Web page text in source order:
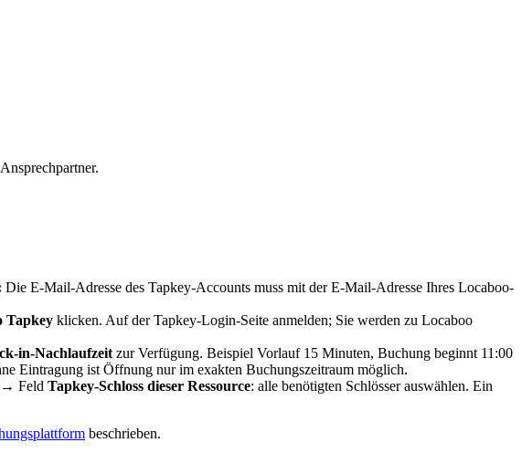
Die E-Mail-Adresse des Tapkey-Accounts muss mit der E-Mail-Adresse Ihres Locaboo-
Tapkey klicken. Auf der Tapkey-Login-Seite anmelden; Sie werden zu Locaboo
in-Nachlaufzeit zur Verfügung. Beispiel Vorlauf 15 Minuten, Buchung beginnt 11:00
Eintragung ist Öffnung nur im exakten Buchungszeitraum möglich.
→ Feld Tapkey-Schloss dieser Ressource: alle benötigten Schlösser auswählen. Ein
beschrieben.